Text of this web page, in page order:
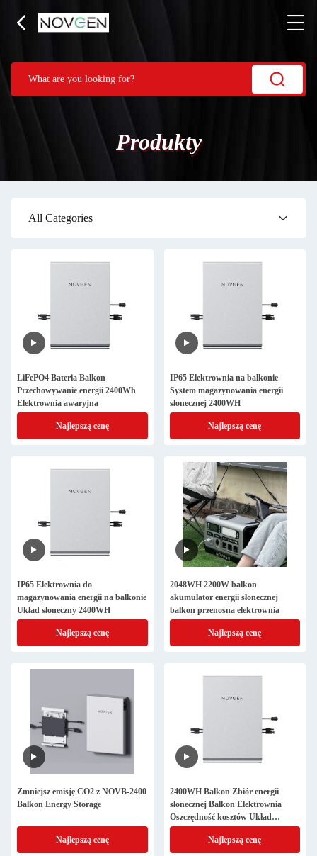
Produkty
All Categories
LiFePO4 Bateria Balkon
Przechowywanie energii 2400Wh
Elektrownia awaryjna
Najlepszą cenę
IP65 Elektrownia na balkonie
System magazynowania energii
słonecznej 2400WH
Najlepszą cenę
IP65 Elektrownia do
magazynowania energii na balkonie
Układ słoneczny 2400WH
Najlepszą cenę
2048WH 2200W balkon
akumulator energii słonecznej
balkon przenośna elektrownia
Najlepszą cenę
Zmniejsz emisję CO2 z NOVB-2400
Balkon Energy Storage
Najlepszą cenę
2400WH Balkon Zbiór energii
słonecznej Balkon Elektrownia
Oszczędność kosztów Układ
słoneczny
Najlepszą cenę